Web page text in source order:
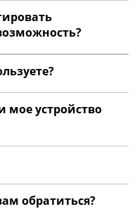
мое устройство
обратиться?